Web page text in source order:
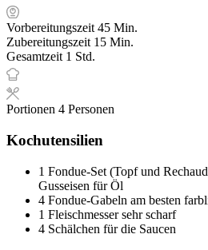
Vorbereitungszeit45Minuten
Min.
Zubereitungszeit 15Minuten
Min.
Gesamtzeit 1 Stunde
Std.
Portionen 4 Personen
Kochutensilien
1 Fondue-Set (Topf und
Gusseisen für Öl
4 Fondue-Gabeln am besten
1 Fleischmessersehr scharf
4 Schälchen für die Saucen